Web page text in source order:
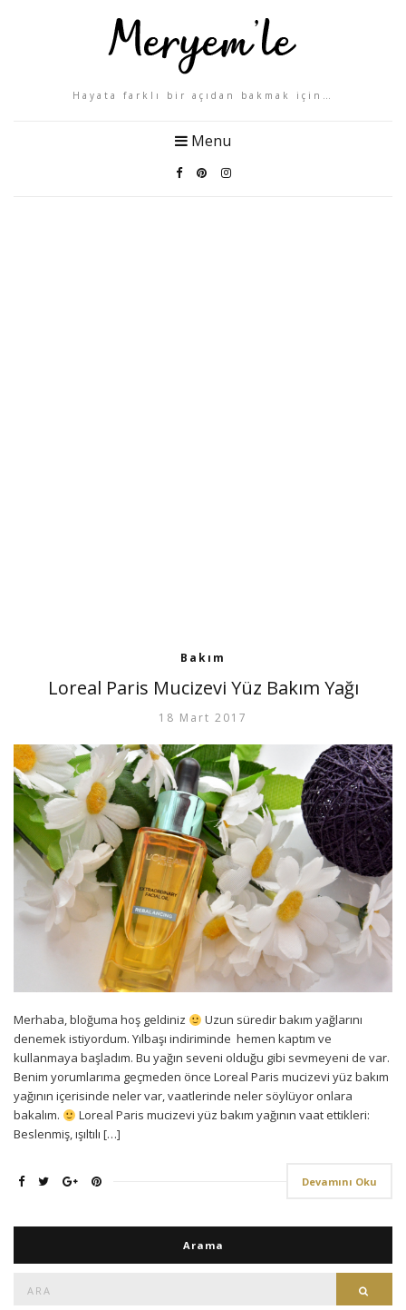
Hayata farklı bir açıdan bakmak için…
Menu
Bakım
Loreal Paris Mucizevi Yüz Bakım Yağı
18 Mart 2017
Merhaba, bloğuma hoş geldiniz
Uzun süredir bakım yağlarını
denemek istiyordum. Yılbaşı indiriminde hemen kaptım ve
kullanmaya başladım. Bu yağın seveni olduğu gibi sevmeyeni de var.
Benim yorumlarıma geçmeden önce Loreal Paris mucizevi yüz bakım
yağının içerisinde neler var, vaatlerinde neler söylüyor onlara
bakalım.
Loreal Paris mucizevi yüz bakım yağının vaat ettikleri:
Beslenmiş, ışıltılı […]
Devamını Oku
Arama